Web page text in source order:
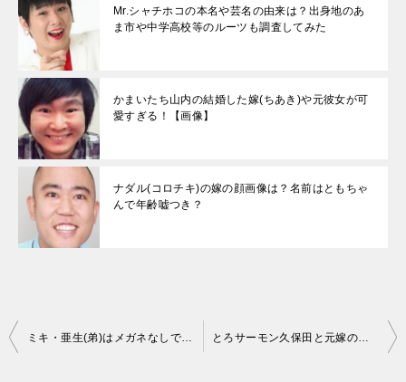
Mr.シャチホコの本名や芸名の由来は？出身地のあ
ま市や中学高校等のルーツも調査してみた
かまいたち山内の結婚した嫁(ちあき)や元彼女が可
愛すぎる！【画像】
ナダル(コロチキ)の嫁の顔画像は？名前はともちゃ
んで年齢嘘つき？
投
ミキ・亜生(弟)はメガネなしでもイケメン？女装姿が可愛い！画像 とろサーモン久保田と元嫁の離婚理由がクズすぎた…闇営業と逮捕？